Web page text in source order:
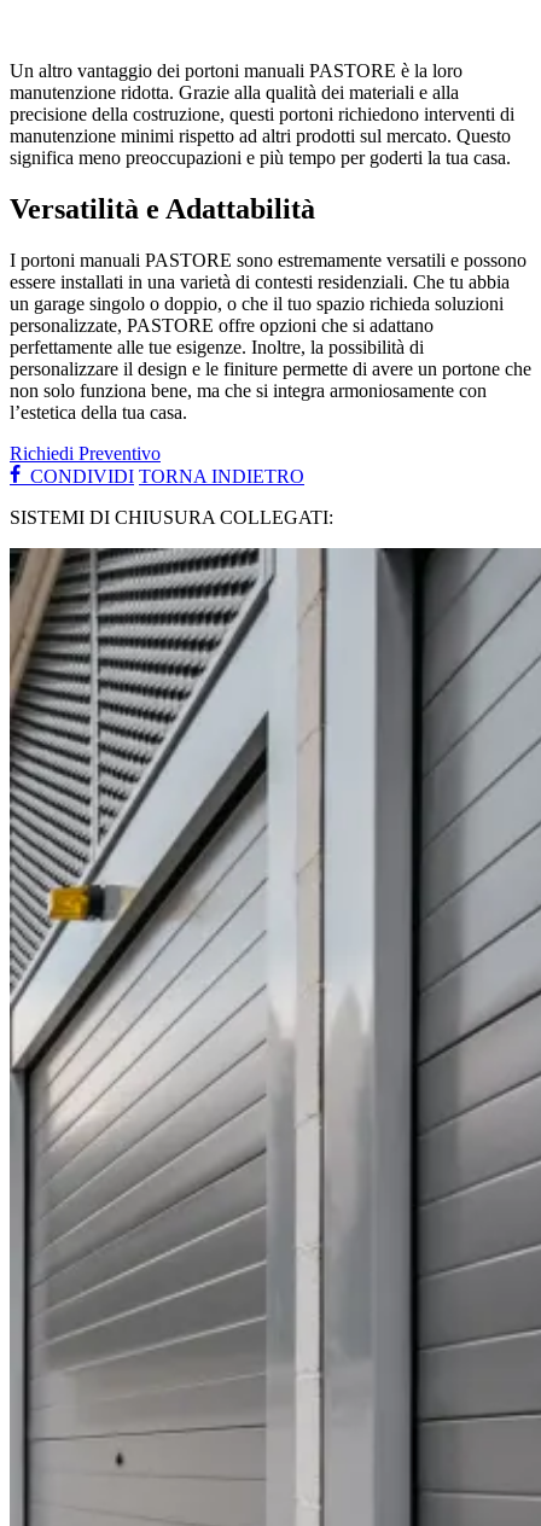
Un altro vantaggio dei portoni manuali PASTORE è la loro
manutenzione ridotta. Grazie alla qualità dei materiali e alla
precisione della costruzione, questi portoni richiedono interventi di
manutenzione minimi rispetto ad altri prodotti sul mercato. Questo
significa meno preoccupazioni e più tempo per goderti la tua casa.
Versatilità e Adattabilità
I portoni manuali PASTORE sono estremamente versatili e possono
essere installati in una varietà di contesti residenziali. Che tu abbia
un garage singolo o doppio, o che il tuo spazio richieda soluzioni
personalizzate, PASTORE offre opzioni che si adattano
perfettamente alle tue esigenze. Inoltre, la possibilità di
personalizzare il design e le finiture permette di avere un portone che
non solo funziona bene, ma che si integra armoniosamente con
l’estetica della tua casa.
Richiedi Preventivo
CONDIVIDI TORNA INDIETRO
SISTEMI DI CHIUSURA COLLEGATI: